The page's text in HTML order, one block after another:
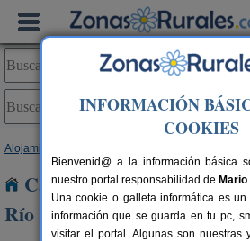
Alojamientos
Casas Rurales cerca de
Río Aspe
INFORMACIÓN
COOKIES
Bienvenid@ a la información básica
nuestro portal responsabilidad de
Una cookie o galleta informática es
información que se guarda en tu pc,
visitar el portal. Algunas son nuestras